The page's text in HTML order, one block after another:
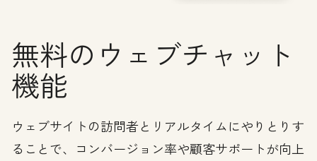
無料のウェブチャット
機能
ウェブサイトの訪問者とリアルタイムにやりとりす
ることで、コンバージョン率や顧客サポートが向上